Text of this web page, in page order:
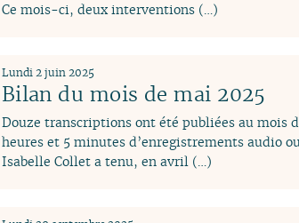
Ce mois-ci, deux interventions (…)
Bilan du mois de mai 2025
Lundi 2 juin 2025
Douze transcriptions ont été publiées au mois
heures et 5 minutes d’enregistrements audio
Isabelle Collet a tenu, en avril (…)